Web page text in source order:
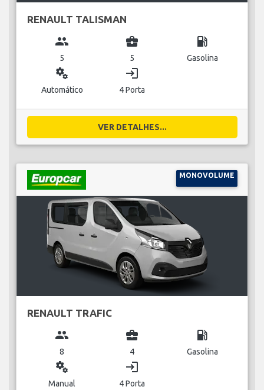
RENAULT TALISMAN
group
5
business_center
5
local_gas_station
Gasolina
miscellaneous_services
Automático
login
4 Porta
VER DETALHES...
MONOVOLUME
RENAULT TRAFIC
group
8
business_center
4
local_gas_station
Gasolina
miscellaneous_services
Manual
login
4 Porta